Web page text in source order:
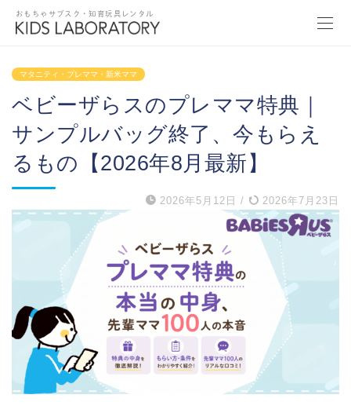
おもちゃサブスク・知育玩具レンタル
マタニティ・プレママ・新米ママ
ベビーザらスのプレママ特典｜
サンプルバッグ終了、今もらえ
るもの【2026年8月最新】
2026年5月12日 / 2026年7月23日